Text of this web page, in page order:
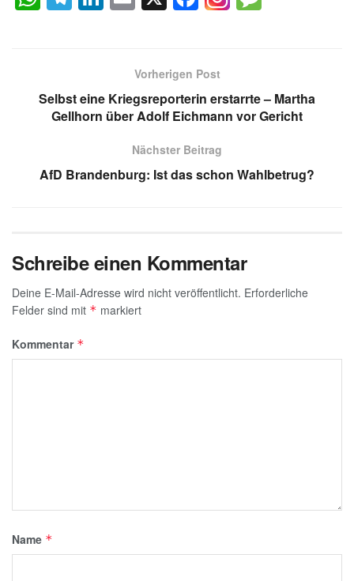
h
A
p
el
a
m
n
dI
n
m a
e
b
o
o
k
g
e
Vorherigen Post
Selbst eine Kriegsreporterin erstarrte – Martha
Gellhorn über Adolf Eichmann vor Gericht
Nächster Beitrag
AfD Brandenburg: Ist das schon Wahlbetrug?
Schreibe einen Kommentar
Deine E-Mail-Adresse wird nicht veröffentlicht. Erforderliche
Felder sind mit * markiert
Kommentar *
Name *